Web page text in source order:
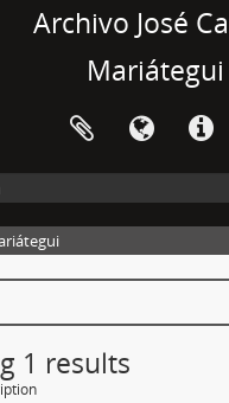
Archivo José
Mariátegui
1 results